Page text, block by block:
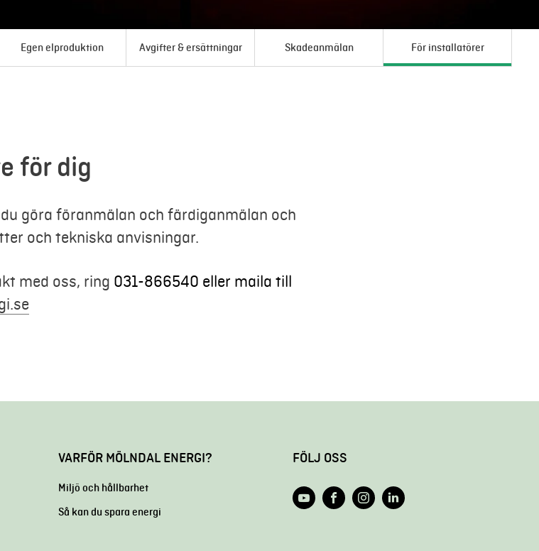
Egen elproduktion Avgifter & ersättningar Skadeanmälan För installatörer
för dig
göra föranmälan och färdiganmälan och
och tekniska anvisningar.
med oss, ring 031-866540 eller maila till
VARFÖR MÖLNDAL ENERGI?
Miljö och hållbarhet
Så kan du spara energi
FÖLJ OSS